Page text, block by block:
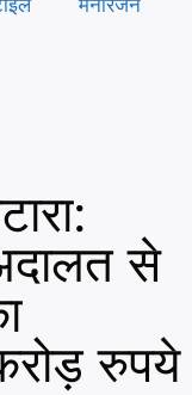
मनोरंजन
से
रुपये